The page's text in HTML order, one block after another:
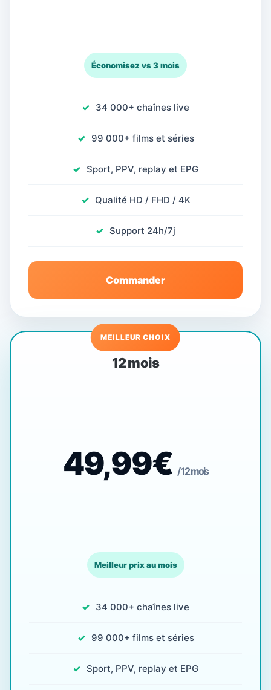
Économisez vs 3 mois
34 000+ chaînes live
99 000+ films et séries
Sport, PPV, replay et EPG
Qualité HD / FHD / 4K
Support 24h/7j
Commander
MEILLEUR CHOIX
12 mois
49,99€/ 12 mois
Meilleur prix au mois
34 000+ chaînes live
99 000+ films et séries
Sport, PPV, replay et EPG